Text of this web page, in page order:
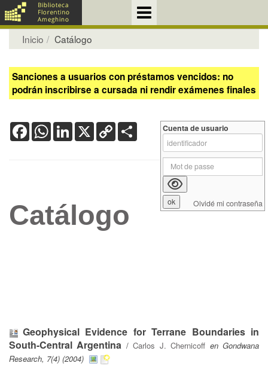
Inicio Catálogo
Sanciones a usuarios con préstamos vencidos: no
podrán inscribirse a cursada ni rendir exámenes finales
FacebookWhatsApp
LinkedIn
X Copy
Link
Catálogo
Geophysical Evidence for Terrane Boundaries in
South-Central Argentina /Carlos J. Chernicoff en Gondwana
Research, 7(4) (2004)
Cuenta de usuario
Olvidé mi contraseña